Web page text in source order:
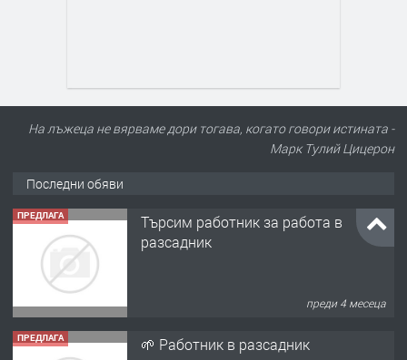
На лъжеца не вярваме дори тогава, когато говори истината -
Марк Тулий Цицерон
Последни обяви
ПРЕДЛАГА
Търсим работник за работа в
разсадник
преди 4 месеца
ПРЕДЛАГА 🌱 Работник в разсадник